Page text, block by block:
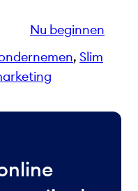
Nu beginnen
, Slim